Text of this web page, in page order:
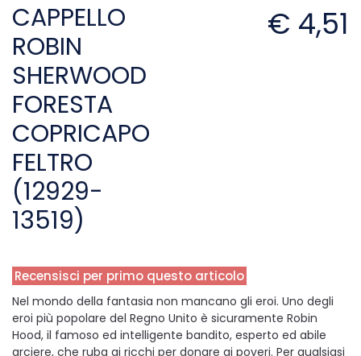
CAPPELLO
ROBIN
SHERWOOD
FORESTA
COPRICAPO
FELTRO
(12929-
13519)
€ 4,51
Recensisci per primo questo articolo
Nel mondo della fantasia non mancano gli eroi. Uno degli
eroi più popolare del Regno Unito è sicuramente Robin
Hood, il famoso ed intelligente bandito, esperto ed abile
arciere, che ruba ai ricchi per donare ai poveri. Per qualsiasi